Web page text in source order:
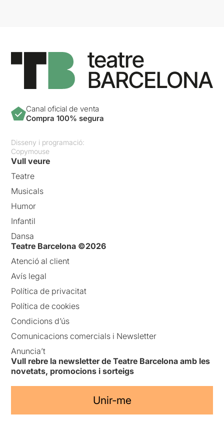
Canal oficial de venta
Compra 100% segura
Disseny i programació:
Copymouse
Vull veure
Teatre
Musicals
Humor
Infantil
Dansa
Teatre Barcelona ©2026
Atenció al client
Avís legal
Política de privacitat
Política de cookies
Condicions d’ús
Comunicacions comercials i Newsletter
Anuncia’t
Vull rebre la newsletter de Teatre Barcelona amb les
novetats, promocions i sorteigs
Unir-me